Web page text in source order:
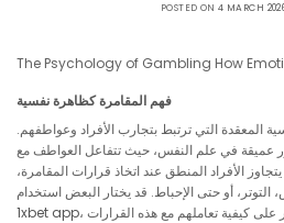
POSTED ON4 MARCH
The Psychology of Gambling How
فهم المقامرة كظاهرة نفسية
المعقدة التي ترتبط بتجارب الأفراد وعواطفهم.
عميقة في علم النفس، حيث تتفاعل العواطف مع
الأفراد المنطق عند اتخاذ قرارات المقامرة،
أو حتى الإحباط. قد يختار البعض استخدام
1xbet app